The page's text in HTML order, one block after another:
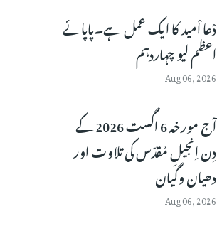
دْعا اْمید کا ایک عمل ہے۔پاپائے
اعظم لیو چہاردہم
Aug 06, 2026
آج مورخہ 6 اگست 2026 کے
دِن اِنجیلِ مُقدّس کی تلاوت اور
دھیان وگیان
Aug 06, 2026